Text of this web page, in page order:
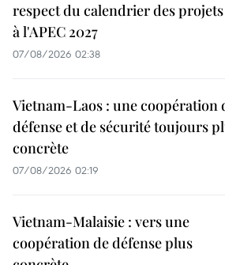
respect du calendrier des
à l'APEC 2027
07/08/2026 02:38
Vietnam-Laos : une coopération
défense et de sécurité toujours
concrète
07/08/2026 02:19
Vietnam-Malaisie : vers une
coopération de défense plus